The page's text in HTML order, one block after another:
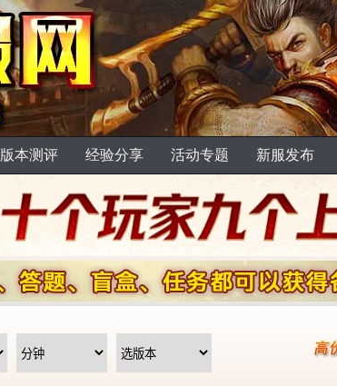
版本测评 经验分享 活动专题 新服发布